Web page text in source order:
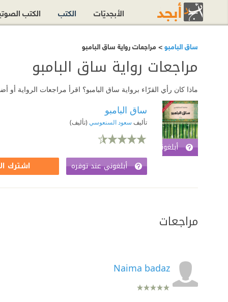
ساق البامبو> مراجعات رواية ساق البامبو
مراجعات رواية ساق البامبو
ماذا كان رأي القرّاء برواية ساق البامبو؟ اقرأ مراجعات الرواية
أبلغوني عند توفرهاشترك الآن
ساق البامبو
تأليف سعود السنعوسي (تأليف)
أبلغوني عند توفره اشترك
مراجعات
Naima badaz
الأبجديّات الكتب الكتب